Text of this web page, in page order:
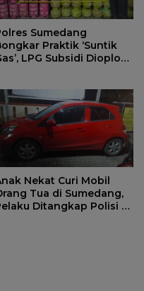
Sumedang
Praktik ‘Suntik
LPG Subsidi Dioplos
Nekat Curi Mobil
Tua di Sumedang,
Ditangkap Polisi di